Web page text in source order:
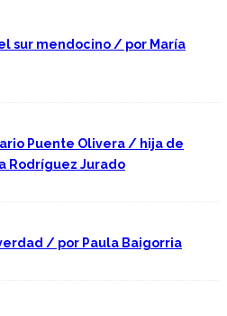
sur mendocino / por María
Puente Olivera / hija de
Rodríguez Jurado
/ por Paula Baigorria